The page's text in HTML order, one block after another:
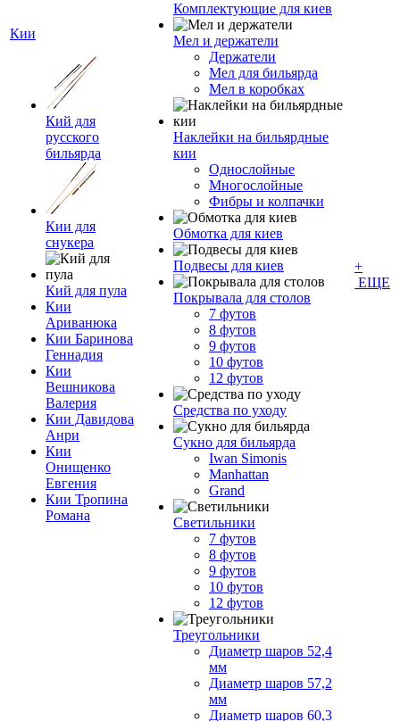
Кии
Кий для
русского
бильярда
Кии для
снукера
Кий для пула
Кии
Ариванюка
Кии Баринова
Геннадия
Кии
Вешникова
Валерия
Кии Давидова
Анри
Кии
Онищенко
Евгения
Кии Тропина
Романа
Комплектующие для киев
Мел и держатели
Держатели
Мел для бильярда
Мел в коробках
Наклейки на бильярдные
кии
Однослойные
Многослойные
Фибры и колпачки
Обмотка для киев
Подвесы для киев
Покрывала для столов
7 футов
8 футов
9 футов
10 футов
12 футов
Средства по уходу
Сукно для бильярда
Iwan Simonis
Manhattan
Grand
Светильники
7 футов
8 футов
9 футов
10 футов
12 футов
Треугольники
Диаметр шаров 52,4
мм
Диаметр шаров 57,2
мм
Диаметр шаров 60,3
+
ЕЩЕ